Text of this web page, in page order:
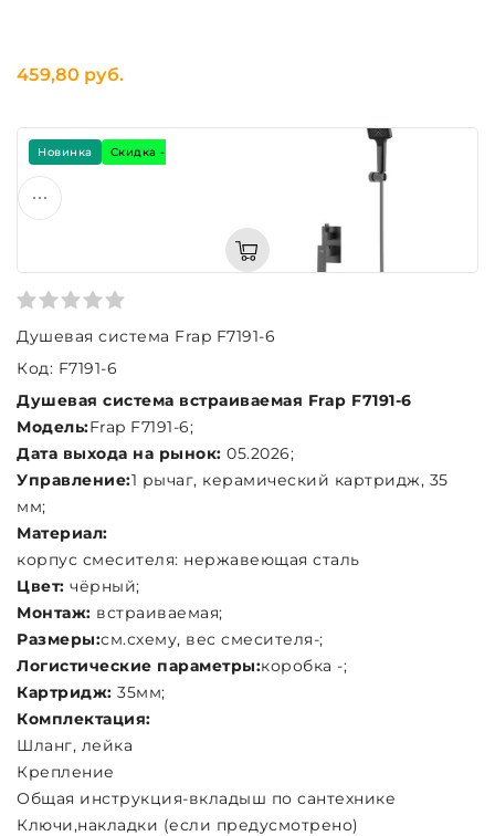
459,80 руб.
Новинка Скидка -7%
Душевая система Frap F7191-6
Код: F7191-6
Душевая система встраиваемая Frap F7191-6
Модель:Frap F7191-6;
Дата выхода на рынок: 05.2026;
Управление:1 рычаг, керамический картридж, 35
мм;
Материал:
корпус смесителя: нержавеющая сталь
Цвет: чёрный;
Монтаж: встраиваемая;
Размеры:см.схему, вес смесителя-;
Логистические параметры:коробка -;
Картридж: 35мм;
Комплектация:
Шланг, лейка
Крепление
Общая инструкция-вкладыш по сантехнике
Ключи,накладки (если предусмотрено)